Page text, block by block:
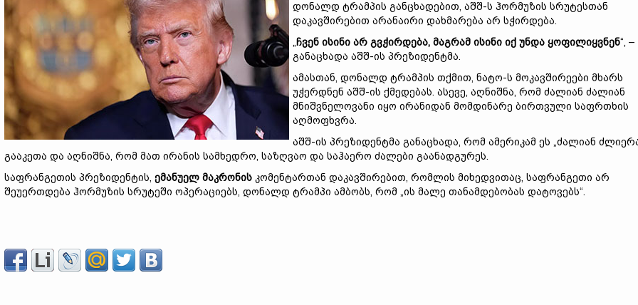
დონალდ ტრამპის განცხადებით, აშშ-ს ჰორმუზის სრუტესთან
დაკავშირებით არანაირი დახმარება არ სჭირდება.
„ჩვენ ისინი არ გვჭირდება, მაგრამ ისინი იქ უნდა ყოფილიყვნენ“, –
განაცხადა აშშ-ის პრეზიდენტმა.
ამასთან, დონალდ ტრამპის თქმით, ნატო-ს მოკავშირეები მხარს
უჭერდნენ აშშ-ის ქმედებას. ასევე, აღნიშნა, რომ ძალიან ძალიან
მნიშვნელოვანი იყო ირანიდან მომდინარე ბირთვული საფრთხის
აღმოფხვრა.
აშშ-ის პრეზიდენტმა განაცხადა, რომ ამერიკამ ეს „ძალიან
გააკეთა და აღნიშნა, რომ მათ ირანის სამხედრო, საზღვაო და საჰაერო ძალები გაანადგურეს.
საფრანგეთის პრეზიდენტის, ემანუელ მაკრონის კომენტართან დაკავშირებით, რომლის მიხედვითაც, საფრანგეთი არ
შეუერთდება ჰორმუზის სრუტეში ოპერაციებს, დონალდ ტრამპი ამბობს, რომ „ის მალე თანამდებობას დატოვებს“.